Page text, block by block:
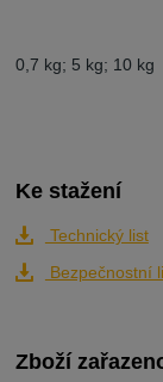
0,7 kg; 5 kg; 10 kg
Ke stažení
Technický list
Bezpečnostní
Zboží